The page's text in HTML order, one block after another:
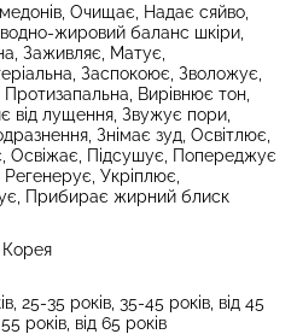
Очищає, Надає сяйво,
жировий баланс шкіри,
Заживляє, Матує,
Заспокоює, Зволожує,
Протизапальна, Вирівнює тон,
від лущення, Звужує пори,
Знімає зуд, Освітлює,
Освіжає, Підсушує, Попереджує
Укріплює,
Прибирає жирний блиск
Корея
25-35 років, 35-45 років, від 45
55 років, від 65 років